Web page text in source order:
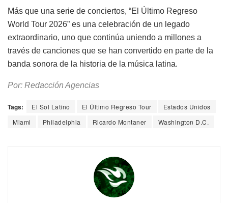
Más que una serie de conciertos, “El Último Regreso
World Tour 2026” es una celebración de un legado
extraordinario, uno que continúa uniendo a millones a
través de canciones que se han convertido en parte de la
banda sonora de la historia de la música latina.
Por: Redacción Agencias
Tags: El Sol Latino El Último Regreso Tour
Estados Unidos
Miami
Philadelphia Ricardo Montaner Washington D.C.